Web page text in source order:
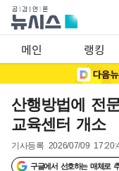
메인 랭킹
산행방법에 전
교육센터 개소
기사등록 2026/07/09
구글에서 선호하는 매체로